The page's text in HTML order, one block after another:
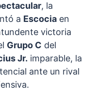
, la
a Escocia en
victoria
Grupo C del
Jr. imparable, la
ante un rival